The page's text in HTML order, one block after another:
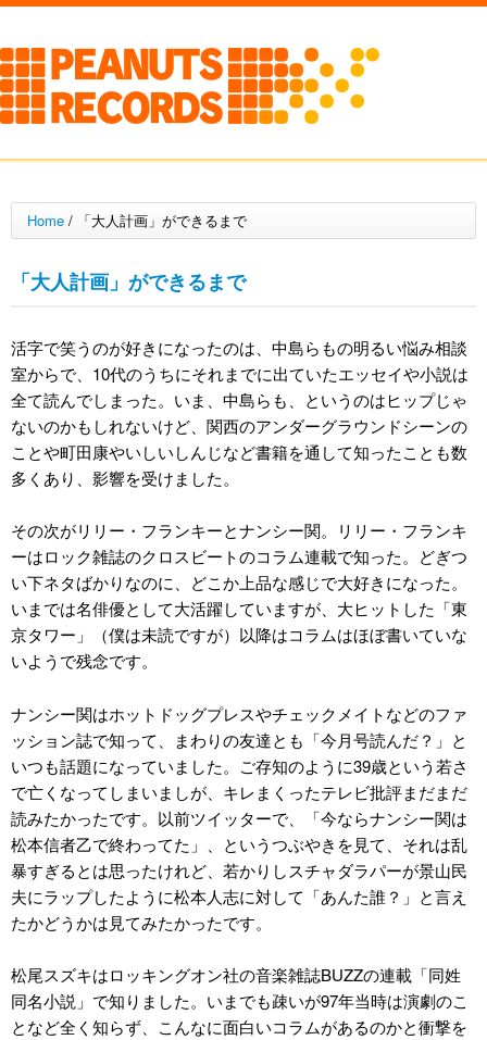
Home / 「大人計画」ができるまで
「大人計画」ができるまで
活字で笑うのが好きになったのは、中島らもの明るい悩み相談
室からで、10代のうちにそれまでに出ていたエッセイや小説は
全て読んでしまった。いま、中島らも、というのはヒップじゃ
ないのかもしれないけど、関西のアンダーグラウンドシーンの
ことや町田康やいしいしんじなど書籍を通して知ったことも数
多くあり、影響を受けました。
その次がリリー・フランキーとナンシー関。リリー・フランキ
ーはロック雑誌のクロスビートのコラム連載で知った。どぎつ
い下ネタばかりなのに、どこか上品な感じで大好きになった。
いまでは名俳優として大活躍していますが、大ヒットした「東
京タワー」（僕は未読ですが）以降はコラムはほぼ書いていな
いようで残念です。
ナンシー関はホットドッグプレスやチェックメイトなどのファ
ッション誌で知って、まわりの友達とも「今月号読んだ？」と
いつも話題になっていました。ご存知のように39歳という若さ
で亡くなってしまいましが、キレまくったテレビ批評まだまだ
読みたかったです。以前ツイッターで、「今ならナンシー関は
松本信者乙で終わってた」、というつぶやきを見て、それは乱
暴すぎるとは思ったけれど、若かりしスチャダラパーが景山民
夫にラップしたように松本人志に対して「あんた誰？」と言え
たかどうかは見てみたかったです。
松尾スズキはロッキングオン社の音楽雑誌BUZZの連載「同姓
同名小説」で知りました。いまでも疎いが97年当時は演劇のこ
となど全く知らず、こんなに面白いコラムがあるのかと衝撃を